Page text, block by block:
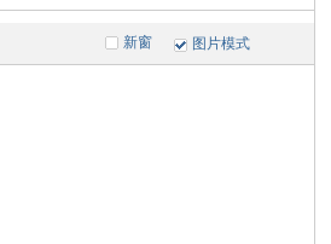
新窗 图片模式